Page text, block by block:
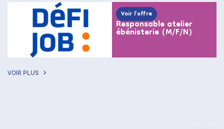
Voir l’offre
Responsable atelier
ébénisterie (M/F/N)
VOIR PLUS